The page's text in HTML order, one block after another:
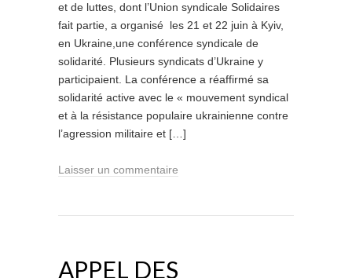
et de luttes, dont l’Union syndicale Solidaires
fait partie, a organisé les 21 et 22 juin à Kyiv,
en Ukraine,une conférence syndicale de
solidarité. Plusieurs syndicats d’Ukraine y
participaient. La conférence a réaffirmé sa
solidarité active avec le « mouvement syndical
et à la résistance populaire ukrainienne contre
l’agression militaire et […]
Laisser un commentaire
APPEL DES